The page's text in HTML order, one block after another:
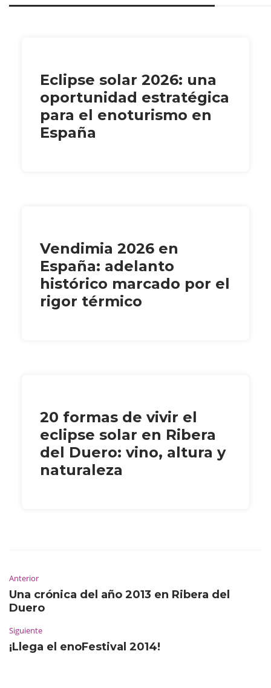
Eclipse solar 2026: una
oportunidad estratégica
para el enoturismo en
España
Vendimia 2026 en
España: adelanto
histórico marcado por el
rigor térmico
20 formas de vivir el
eclipse solar en Ribera
del Duero: vino, altura y
naturaleza
Anterior
Una crónica del año 2013 en Ribera del
Duero
Siguiente
¡Llega el enoFestival 2014!